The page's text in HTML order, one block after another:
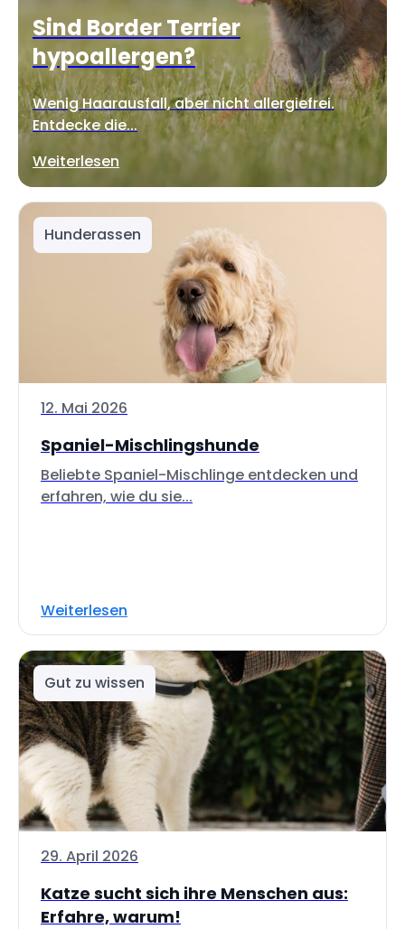
Sind Border Terrier
hypoallergen?
Wenig Haarausfall, aber nicht allergiefrei.
Entdecke die...
Weiterlesen
Hunderassen
12. Mai 2026
Spaniel-Mischlingshunde
Beliebte Spaniel-Mischlinge entdecken und
erfahren, wie du sie...
Weiterlesen
Gut zu wissen
29. April 2026
Katze sucht sich ihre Menschen aus:
Erfahre, warum!